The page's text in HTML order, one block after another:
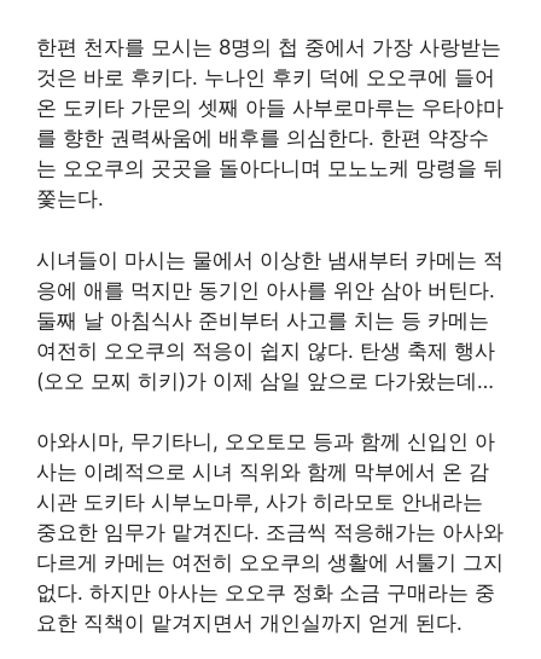
한편 천자를 모시는 8명의 첩 중에서 가장 사랑받는
것은 바로 후키다. 누나인 후키 덕에 오오쿠에 들어
온 도키타 가문의 셋째 아들 사부로마루는 우타야마
를 향한 권력싸움에 배후를 의심한다. 한편 약장수
는 오오쿠의 곳곳을 돌아다니며 모노노케 망령을 뒤
쫓는다.
시녀들이 마시는 물에서 이상한 냄새부터 카메는 적
응에 애를 먹지만 동기인 아사를 위안 삼아 버틴다.
둘째 날 아침식사 준비부터 사고를 치는 등 카메는
여전히 오오쿠의 적응이 쉽지 않다. 탄생 축제 행사
(오오 모찌 히키)가 이제 삼일 앞으로 다가왔는데…
아와시마, 무기타니, 오오토모 등과 함께 신입인 아
사는 이례적으로 시녀 직위와 함께 막부에서 온 감
시관 도키타 시부노마루, 사가 히라모토 안내라는
중요한 임무가 맡겨진다. 조금씩 적응해가는 아사와
다르게 카메는 여전히 오오쿠의 생활에 서툴기 그지
없다. 하지만 아사는 오오쿠 정화 소금 구매라는 중
요한 직책이 맡겨지면서 개인실까지 얻게 된다.